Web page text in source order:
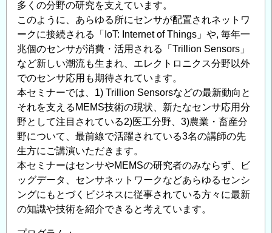
多くの分野の研究を支えています。
このように、あらゆる所にセンサが配置されネットワ
ークに接続される「IoT: Internet of Things」や, 毎年一
兆個のセンサが消費・活用される「Trillion Sensors」
など新しい潮流も生まれ、エレクトロニクス分野以外
でのセンサ応用も期待されています。
本セミナーでは、1) Trillion Sensorsなどの最新動向と
それを支えるMEMS技術の現状、新たなセンサ応用分
野として注目されている2)医工分野、3)農業・畜産分
野について、最前線で活躍されている3名の講師の先
生方にご講演いただきます。
本セミナーはセンサやMEMSの研究者のみならず、ビ
ッグデータ、センサネットワークなどあらゆるセンシ
ングにもとづくビジネスに従事されている方々に最新
の知識や技術を紹介できると考えています。